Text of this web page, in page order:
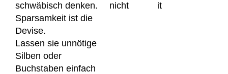
schwäbisch denken.
Sparsamkeit ist die
Devise.
Lassen sie unnötige
Silben oder
Buchstaben einfach
nicht
it